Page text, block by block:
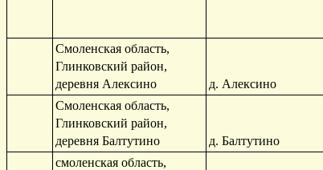
Смоленская область,
Глинковский район,
деревня Алексино
д. Алексино
Смоленская область,
Глинковский район,
деревня Балтутино
д. Балтутино
смоленская область,